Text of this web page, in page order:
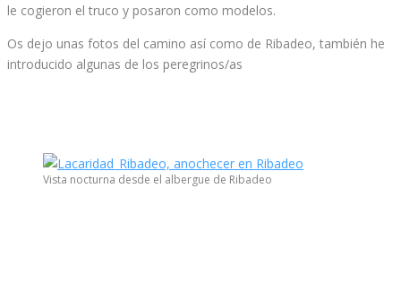
le cogieron el truco y posaron como modelos.
Os dejo unas fotos del camino así como de Ribadeo, también he
introducido algunas de los peregrinos/as
Vista nocturna desde el albergue de Ribadeo